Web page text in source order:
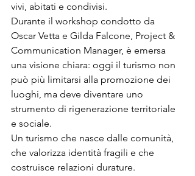
vivi, abitati e condivisi.
Durante il workshop condotto da
Oscar Vetta e Gilda Falcone, Project &
Communication Manager, è emersa
una visione chiara: oggi il turismo non
può più limitarsi alla promozione dei
luoghi, ma deve diventare uno
strumento di rigenerazione territoriale
e sociale.
Un turismo che nasce dalle comunità,
che valorizza identità fragili e che
costruisce relazioni durature.